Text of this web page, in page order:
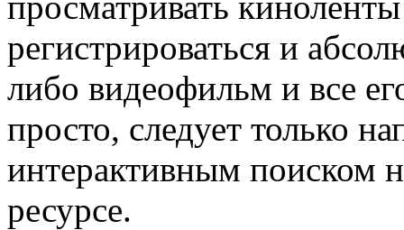
регистрироваться и
либо видеофильм и все
просто, следует только
интерактивным поиском
ресурсе.